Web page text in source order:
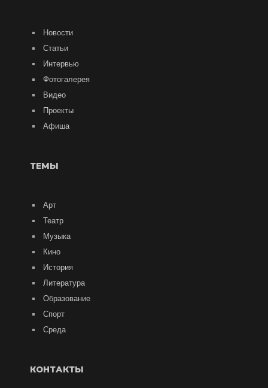
Новости
Статьи
Интервью
Фотогалерея
Видео
Проекты
Афиша
ТЕМЫ
Арт
Театр
Музыка
Кино
История
Литература
Образование
Спорт
Среда
КОНТАКТЫ